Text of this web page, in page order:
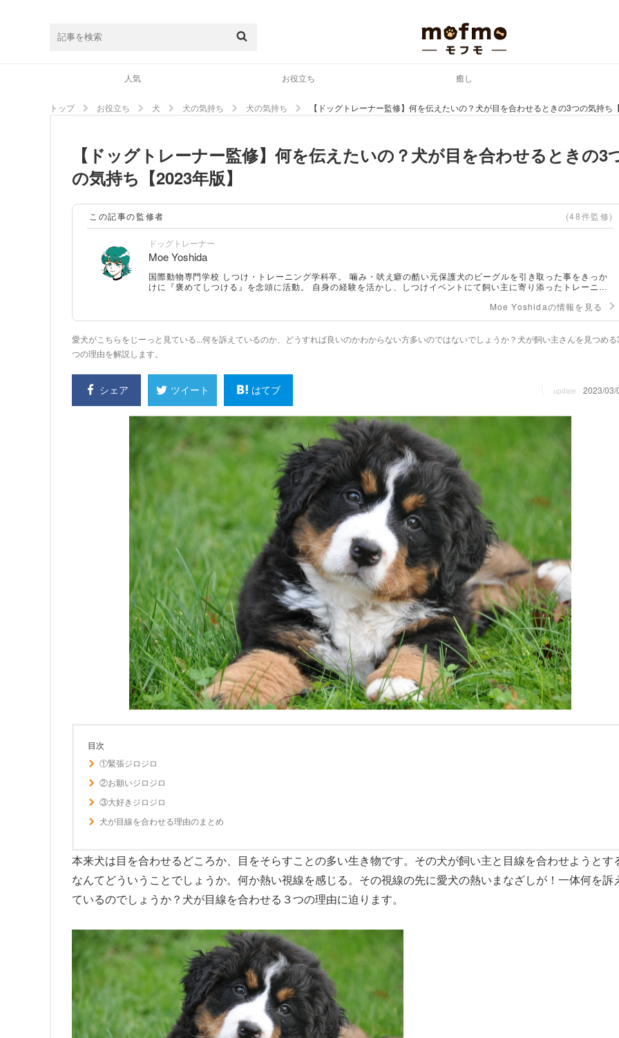
人気 お役立ち 癒し
トップ お役立ち 犬 犬の気持ち 犬の気持ち 【ドッグトレーナー監修】何を伝えたいの？犬が目を合わせるときの3つの気持ち
【ドッグトレーナー監修】何を伝えたいの？犬が目を合わせるときの3
の気持ち【2023年版】
この記事の監修者 (48件監修)
ドッグトレーナー
Moe Yoshida
国際動物専門学校 しつけ・トレーニング学科卒。 噛み・吠え癖の酷い元保護犬のビーグルを引き取った事をきっか
けに『褒めてしつける』を念頭に活動。 自身の経験を活かし、しつけイベントにて飼い主に寄り添ったトレーニン
Moe Yoshidaの情報を見る
愛犬がこちらをじーっと見ている...何を訴えているのか、どうすれば良いのかわからない方多いのではないでしょうか？犬が飼い主さんを見つめる
つの理由を解説します。
シェア ツイート はてブ update 2023/03/
目次
①緊張ジロジロ
②お願いジロジロ
③大好きジロジロ
犬が目線を合わせる理由のまとめ
本来犬は目を合わせるどころか、目をそらすことの多い生き物です。その犬が飼い主と目線を合わせようとす
なんてどういうことでしょうか。何か熱い視線を感じる。その視線の先に愛犬の熱いまなざしが！一体何を訴
ているのでしょうか？犬が目線を合わせる３つの理由に迫ります。